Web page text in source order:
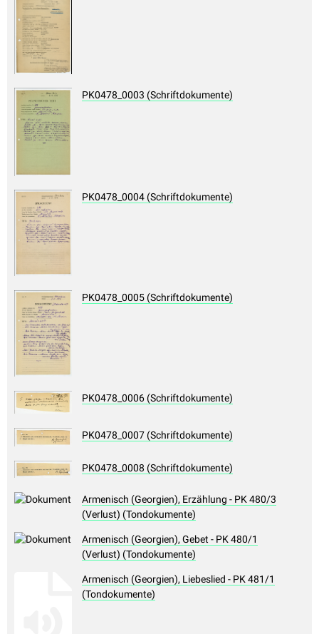
PK0478_0003 (Schriftdokumente)
PK0478_0004 (Schriftdokumente)
PK0478_0005 (Schriftdokumente)
PK0478_0006 (Schriftdokumente)
PK0478_0007 (Schriftdokumente)
PK0478_0008 (Schriftdokumente)
Armenisch (Georgien), Erzählung - PK 480/3
(Verlust) (Tondokumente)
Armenisch (Georgien), Gebet - PK 480/1
(Verlust) (Tondokumente)
Armenisch (Georgien), Liebeslied - PK 481/1
(Tondokumente)